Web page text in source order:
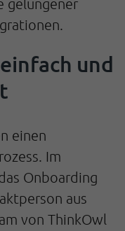
gelungener
und
einen
Im
Onboarding
aus
von ThinkOwl